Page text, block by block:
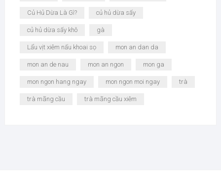
Củ Hủ Dừa Là Gì? củ hủ dừa sấy
củ hủ dừa sấy khô gà
Lẩu vịt xiêm nấu khoai sọ mon an dan da
mon an de nau mon an ngon mon ga
mon ngon hang ngay mon ngon moi ngay trà
trà mãng cầu trà mãng cầu xiêm